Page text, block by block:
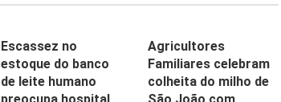
Escassez no
estoque do banco
de leite humano
Agricultores
Familiares celebram
colheita do milho de